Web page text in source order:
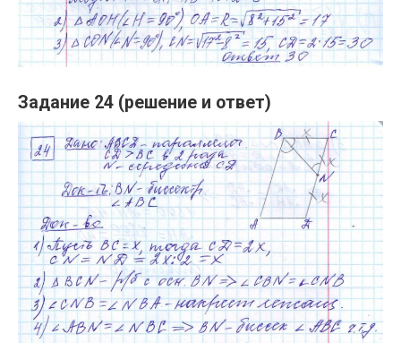
Задание 24 (решение и ответ)